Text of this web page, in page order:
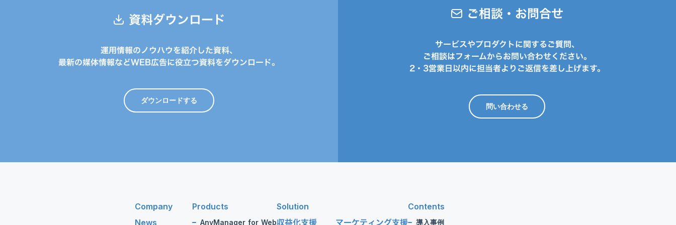
資料ダウンロード
運用情報のノウハウを紹介した資料、
最新の媒体情報などWEB広告に役立つ資料をダウンロード。
ダウンロードする
ご相談・お問合せ
サービスやプロダクトに関するご質問、
ご相談はフォームからお問い合わせください。
2・3営業日以内に担当者よりご返信を差し上げます。
問い合わせる
Company
News
Products
AnyManager for Web
Solution Contents
導入事例